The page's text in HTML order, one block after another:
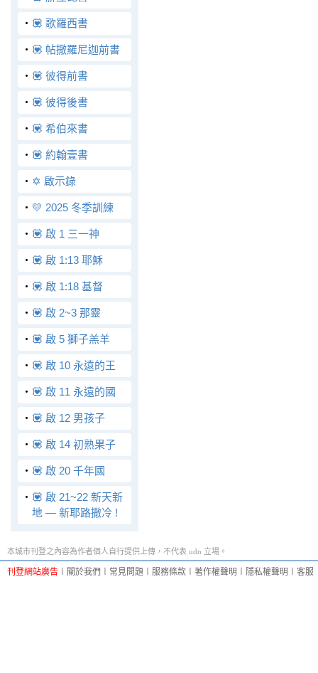
‧ 💟 歌羅西書
‧ 💟 帖撒羅尼迦前書
‧ 💟 彼得前書
‧ 💟 彼得後書
‧ 💟 希伯來書
‧ 💟 約翰壹書
‧ ✡️ 啟示錄
‧ 💛 2025 冬季訓練
‧ 💟 啟 1 三一神
‧ 💟 啟 1:13 耶穌
‧ 💟 啟 1:18 基督
‧ 💟 啟 2~3 那靈
‧ 💟 啟 5 獅子羔羊
‧ 💟 啟 10 永遠的王
‧ 💟 啟 11 永遠的國
‧ 💟 啟 12 男孩子
‧ 💟 啟 14 初熟果子
‧ 💟 啟 20 千年國
‧ 💟 啟 21~22 新天新
地 — 新耶路撒冷 !
本城市刊登之內容為作者個人自行提供上傳，不代表 udn 立場。
刊登網站廣告 關於我們 常見問題 服務條款 著作權聲明 隱私權聲明 客服